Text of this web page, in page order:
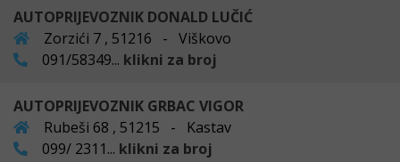
AUTOPRIJEVOZNIK DONALD LUČIĆ
Zorzići 7 , 51216 - Viškovo
091/58349... klikni za broj
AUTOPRIJEVOZNIK GRBAC VIGOR
Rubeši 68 , 51215 - Kastav
099/ 2311... klikni za broj